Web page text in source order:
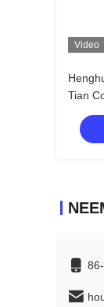
Video
Tian